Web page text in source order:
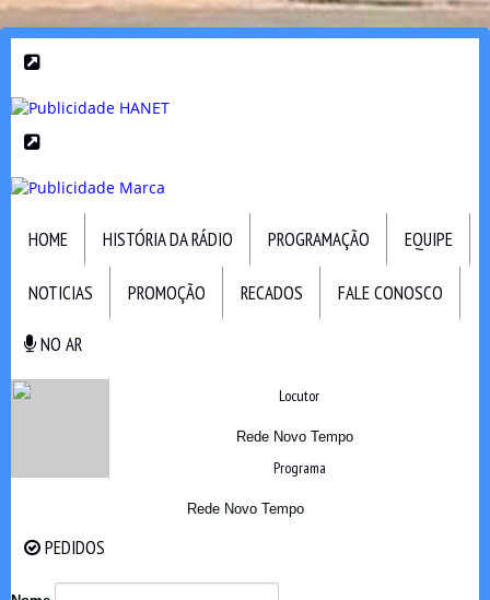
HOME HISTÓRIA DA RÁDIO PROGRAMAÇÃO EQUIPE
NOTICIAS PROMOÇÃO RECADOS FALE CONOSCO
NO AR
Locutor
Rede Novo Tempo
Programa
Rede Novo Tempo
PEDIDOS